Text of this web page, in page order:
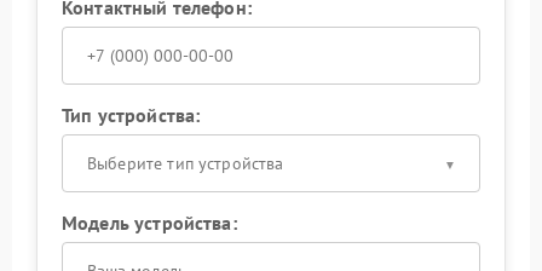
Контактный телефон:
Тип устройства:
Выберите тип устройства
Модель устройства: